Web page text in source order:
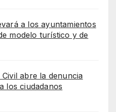
a los ayuntamientos
modelo turístico y de
Civil abre la denuncia
los ciudadanos